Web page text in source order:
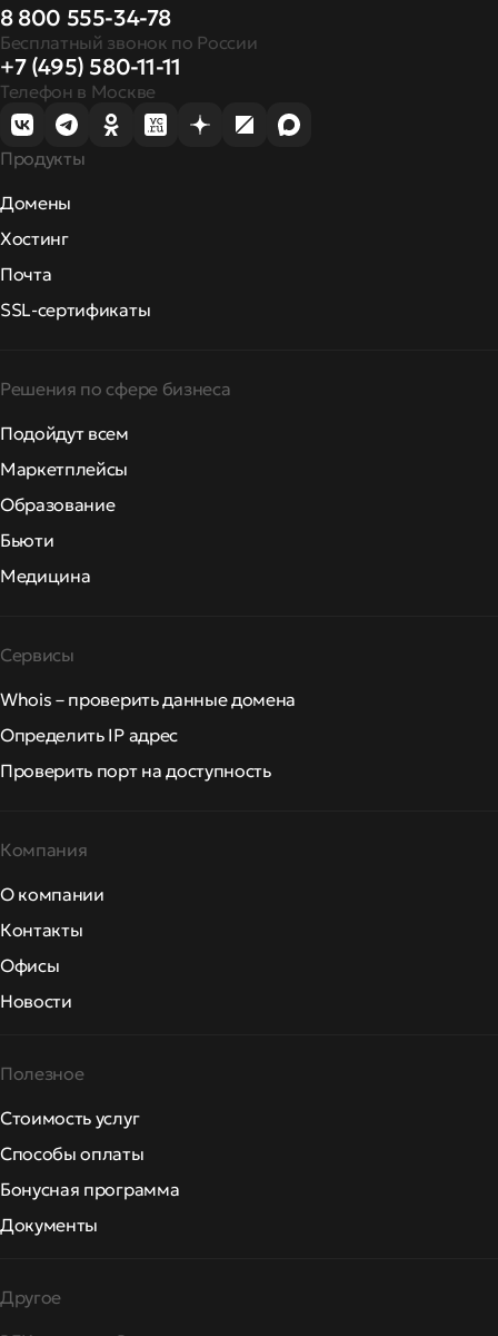
8 800 555-34-78
Бесплатный звонок по России
+7 (495) 580-11-11
Телефон в Москве
Продукты
Домены
Хостинг
Почта
SSL-сертификаты
Решения по сфере бизнеса
Подойдут всем
Маркетплейсы
Образование
Бьюти
Медицина
Сервисы
Whois – проверить данные домена
Определить IP адрес
Проверить порт на доступность
Компания
О компании
Контакты
Офисы
Новости
Полезное
Стоимость услуг
Способы оплаты
Бонусная программа
Документы
Другое